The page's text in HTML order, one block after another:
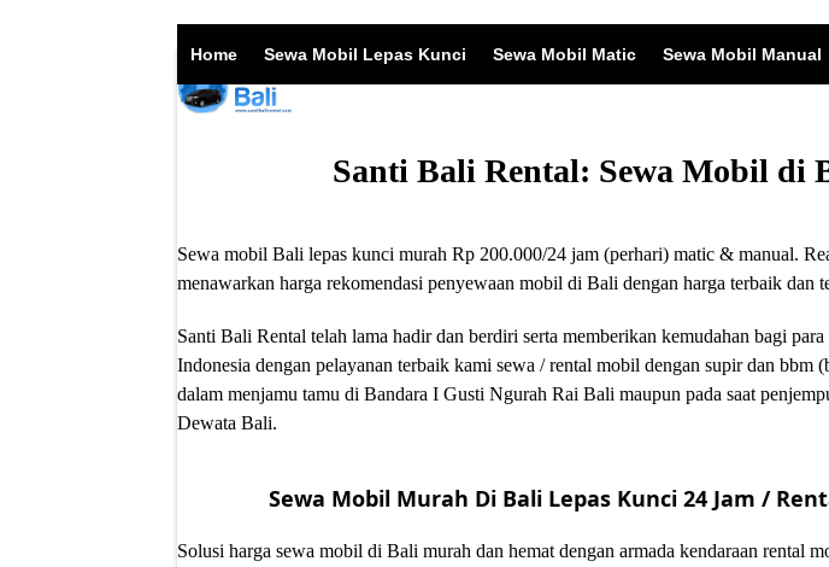
Home Sewa Mobil Lepas Kunci Sewa Mobil Matic Sewa Mobil Manual
Santi Bali Rental: Sewa Mobil di
Sewa mobil Bali lepas kunci murah Rp 200.000/24 jam (perhari) matic & manual.
menawarkan harga rekomendasi penyewaan mobil di Bali dengan harga terbaik dan
Santi Bali Rental telah lama hadir dan berdiri serta memberikan kemudahan bagi
Indonesia dengan pelayanan terbaik kami sewa / rental mobil dengan supir dan
dalam menjamu tamu di Bandara I Gusti Ngurah Rai Bali maupun pada saat
Dewata Bali.
Sewa Mobil Murah Di Bali Lepas Kunci 24 Jam /
Solusi harga sewa mobil di Bali murah dan hemat dengan armada kendaraan rental